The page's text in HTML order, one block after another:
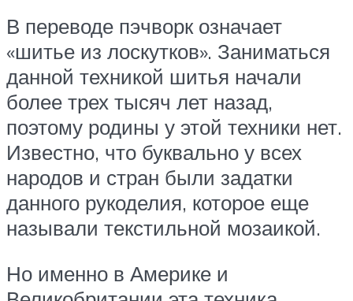
В переводе пэчворк означает
«шитье из лоскутков». Заниматься
данной техникой шитья начали
более трех тысяч лет назад,
поэтому родины у этой техники нет.
Известно, что буквально у всех
народов и стран были задатки
данного рукоделия, которое еще
называли текстильной мозаикой.
Но именно в Америке и